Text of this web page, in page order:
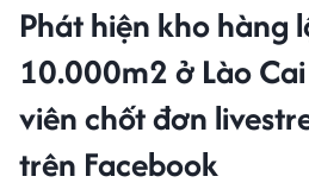
Phát hiện kho hàng
10.000m2 ở Lào
viên chốt đơn
trên Facebook